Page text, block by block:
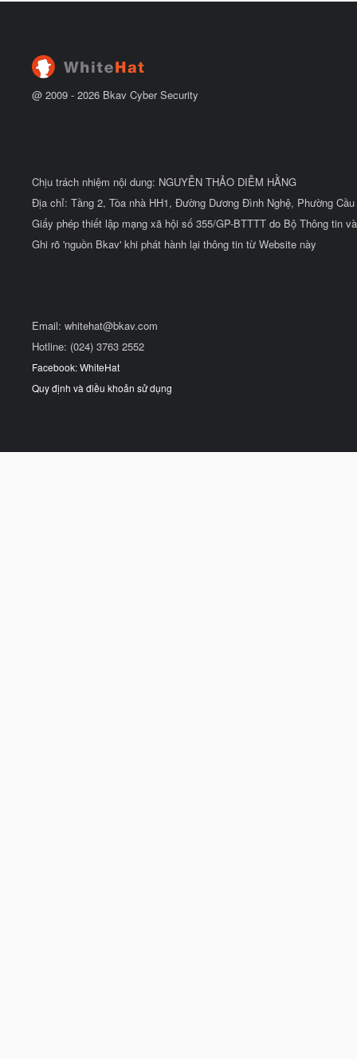
@ 2009 - 2026 Bkav Cyber Security
Chịu trách nhiệm nội dung: NGUYỄN THẢO DIỄM HẰNG
Địa chỉ: Tầng 2, Tòa nhà HH1, Đường Dương Đình Nghệ, Phường
Giấy phép thiết lập mạng xã hội số 355/GP-BTTTT do Bộ Thông tin
Ghi rõ 'nguồn Bkav' khi phát hành lại thông tin từ Website này
Email: whitehat@bkav.com
Hotline: (024) 3763 2552
Facebook: WhiteHat
Quy định và điều khoản sử dụng